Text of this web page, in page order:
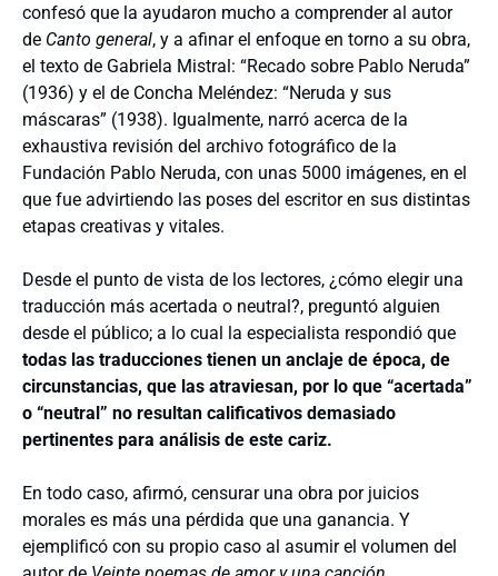
confesó que la ayudaron mucho a comprender al autor
de Canto general, y a afinar el enfoque en torno a su obra,
el texto de Gabriela Mistral: “Recado sobre Pablo Neruda”
(1936) y el de Concha Meléndez: “Neruda y sus
máscaras” (1938). Igualmente, narró acerca de la
exhaustiva revisión del archivo fotográfico de la
Fundación Pablo Neruda, con unas 5000 imágenes, en el
que fue advirtiendo las poses del escritor en sus distintas
etapas creativas y vitales.
Desde el punto de vista de los lectores, ¿cómo elegir una
traducción más acertada o neutral?, preguntó alguien
desde el público; a lo cual la especialista respondió que
todas las traducciones tienen un anclaje de época, de
circunstancias, que las atraviesan, por lo que “acertada”
o “neutral” no resultan calificativos demasiado
pertinentes para análisis de este cariz.
En todo caso, afirmó, censurar una obra por juicios
morales es más una pérdida que una ganancia. Y
ejemplificó con su propio caso al asumir el volumen del